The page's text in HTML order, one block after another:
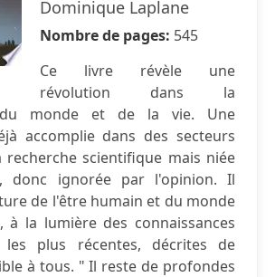
Dominique Laplane
Nombre de pages: 545
Ce livre révèle une
révolution dans la
du monde et de la vie. Une
accomplie dans des secteurs
recherche scientifique mais niée
donc ignorée par l'opinion. Il
de l'être humain et du monde
à la lumière des connaissances
les plus récentes, décrites de
à tous. " Il reste de profondes